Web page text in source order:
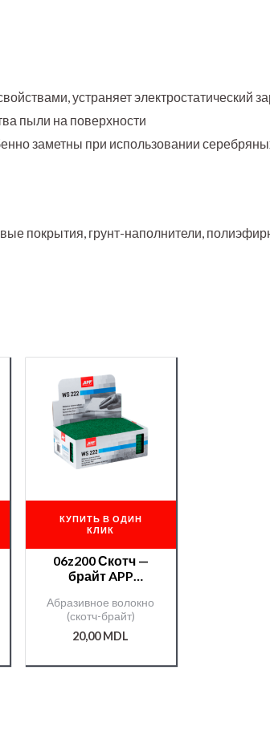
устраняет электростатический
пыли на поверхности
заметны при использовании
покрытия, грунт-наполнители,
КУПИТЬ В ОДИН
КЛИК
06z200 Скотч —
брайт APP
Абразивное волокно
(скотч-брайт)
20,00MDL